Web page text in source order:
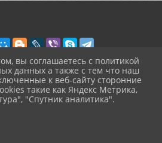
kult.ru
данных
вы соглашаетесь с политикой
данных а также с тем что наш
к веб-сайту сторонние
такие как Яндекс Метрика,
"Спутник аналитика".